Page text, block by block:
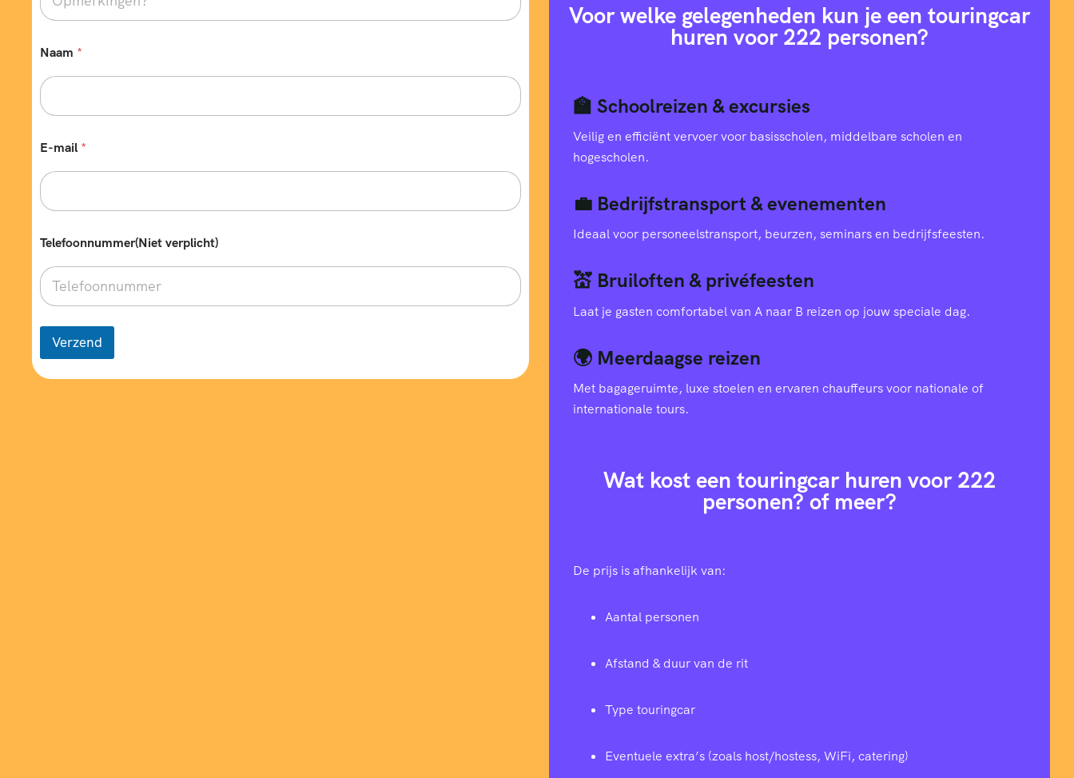
i
b
u
s
e
s
Naam *
E-mail *
Telefoonnummer(Niet verplicht)
Verzend
Voor welke gelegenheden kun je een touringcar
huren voor 222 personen?
🏫 Schoolreizen & excursies
Veilig en efficiënt vervoer voor basisscholen, middelbare scholen en
hogescholen.
💼 Bedrijfstransport & evenementen
Ideaal voor personeelstransport, beurzen, seminars en bedrijfsfeesten.
💒 Bruiloften & privéfeesten
Laat je gasten comfortabel van A naar B reizen op jouw speciale dag.
🌍 Meerdaagse reizen
Met bagageruimte, luxe stoelen en ervaren chauffeurs voor nationale of
internationale tours.
Wat kost een touringcar huren voor 222
personen? of meer?
De prijs is afhankelijk van:
Aantal personen
Afstand & duur van de rit
Type touringcar
Eventuele extra’s (zoals host/hostess, WiFi, catering)